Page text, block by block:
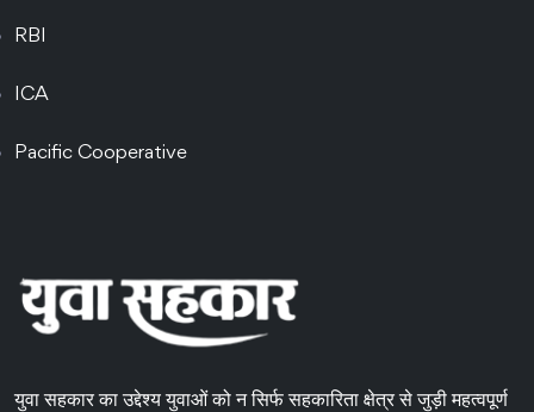
RBI
ICA
Pacific Cooperative
युवा सहकार का उद्देश्य युवाओं को न सिर्फ सहकारिता क्षेत्र से जुड़ी महत्वपूर्ण